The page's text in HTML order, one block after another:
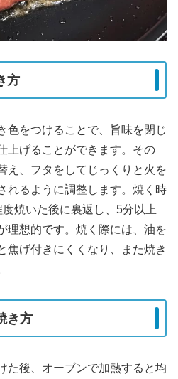
方
色をつけることで、旨味を閉じ
上げることができます。その
え、フタをしてじっくりと火を
れるように調整します。焼く時
焼いた後に裏返し、5分以上
理想的です。焼く際には、油を
焦げ付きにくくなり、また焼き
き方
た後、オーブンで加熱すると均